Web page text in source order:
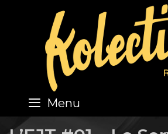
content
Menu